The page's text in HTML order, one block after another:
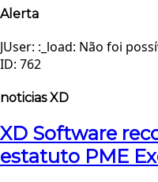
Alerta
JUser: :_load: Não foi
ID: 762
noticias XD
XD Software
estatuto PME